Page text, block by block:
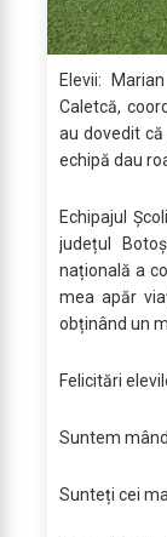
Elevii:
Caletcă,
au dovedit
echipă dau
Echipajul
județul
națională a
mea apăr
obținând un
Felicitări
Suntem
Sunteți cei